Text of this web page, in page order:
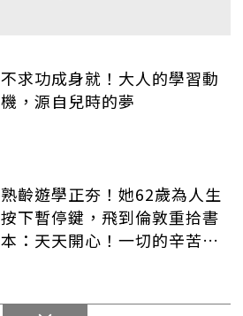
不求功成身就！大人的學習動
機，源自兒時的夢
熟齡遊學正夯！她62歲為人生
按下暫停鍵，飛到倫敦重拾書
本：天天開心！一切的辛苦都